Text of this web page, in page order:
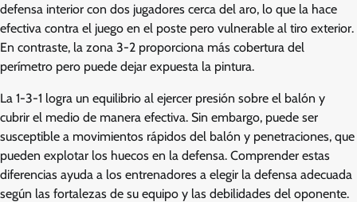
defensa interior con dos jugadores cerca del aro, lo que la hace
efectiva contra el juego en el poste pero vulnerable al tiro exterior.
En contraste, la zona 3-2 proporciona más cobertura del
perímetro pero puede dejar expuesta la pintura.
La 1-3-1 logra un equilibrio al ejercer presión sobre el balón y
cubrir el medio de manera efectiva. Sin embargo, puede ser
susceptible a movimientos rápidos del balón y penetraciones, que
pueden explotar los huecos en la defensa. Comprender estas
diferencias ayuda a los entrenadores a elegir la defensa adecuada
según las fortalezas de su equipo y las debilidades del oponente.